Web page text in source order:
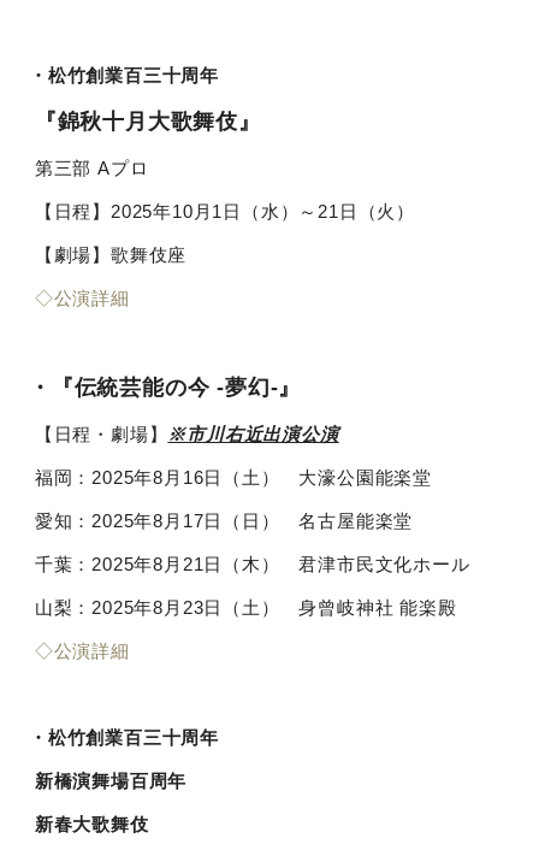
・松竹創業百三十周年
『錦秋十月大歌舞伎』
第三部 Aプロ
【日程】2025年10月1日（水）～21日（火）
【劇場】歌舞伎座
◇公演詳細
・『伝統芸能の今 -夢幻-』
【日程・劇場】 ※市川右近出演公演
福岡：2025年8月16日（土） 大濠公園能楽堂
愛知：2025年8月17日（日） 名古屋能楽堂
千葉：2025年8月21日（木） 君津市民文化ホール
山梨：2025年8月23日（土） 身曾岐神社 能楽殿
◇公演詳細
・松竹創業百三十周年
新橋演舞場百周年
新春大歌舞伎